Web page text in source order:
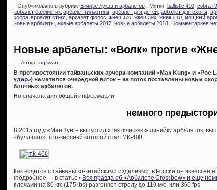
Опубликовано в рубрике В мире луков и арбалетов | Метки: ballistic 410 cobra r9
арбалет баллистик арбалет гильотина арбалет для детей арбалет для охоты
кобра арбалет стикс арбалет фобос жнец 370 жнец 390 жнец 410 мощный
новые арбалеты новые арбалеты 2017 новые арбалеты 2018 | Комментариев
Новые арбалеты: «Волк» против
| Автор: ingewarr
В противостоянии тайваньских арчери-компаний «Man Kung» и «Poe
удар») наметился очередной виток – на поток поставлены новые
блочных арбалетов.
Но сначала для общей информации –
немного
В 2015 году «Ман Кунг» выпустил «тактическую» линейку арбалетов,
«булл-пап», топ-версией которой стал МК-400.
Как водится с тайваньско-китайскими изделиями, в России он известен
(подробнее — в статье «Вся правда об «Арбалете Crossbow» и еще
плечами на 80 кгс (175 lbs) разгоняет стрелу до 110 м/с, или 360 fps.